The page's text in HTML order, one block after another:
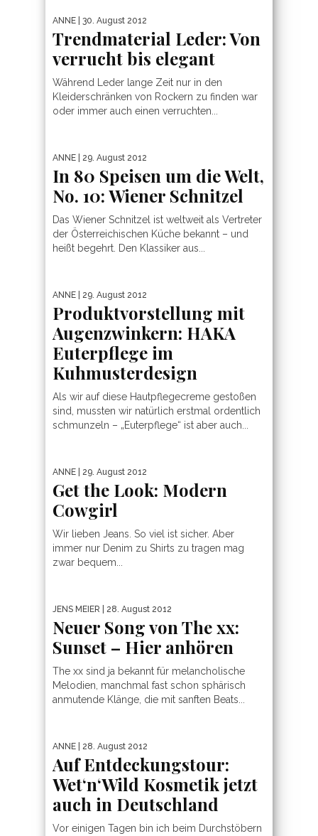
ANNE | 30. August 2012
Trendmaterial Leder: Von
verrucht bis elegant
Während Leder lange Zeit nur in den
Kleiderschränken von Rockern zu finden war
oder immer auch einen verruchten...
ANNE | 29. August 2012
In 80 Speisen um die Welt,
No. 10: Wiener Schnitzel
Das Wiener Schnitzel ist weltweit als Vertreter
der Österreichischen Küche bekannt – und
heißt begehrt. Den Klassiker aus...
ANNE | 29. August 2012
Produktvorstellung mit
Augenzwinkern: HAKA
Euterpflege im
Kuhmusterdesign
Als wir auf diese Hautpflegecreme gestoßen
sind, mussten wir natürlich erstmal ordentlich
schmunzeln – „Euterpflege“ ist aber auch...
ANNE | 29. August 2012
Get the Look: Modern
Cowgirl
Wir lieben Jeans. So viel ist sicher. Aber
immer nur Denim zu Shirts zu tragen mag
zwar bequem...
JENS MEIER | 28. August 2012
Neuer Song von The xx:
Sunset – Hier anhören
The xx sind ja bekannt für melancholische
Melodien, manchmal fast schon sphärisch
anmutende Klänge, die mit sanften Beats...
ANNE | 28. August 2012
Auf Entdeckungstour:
Wet‘n‘Wild Kosmetik jetzt
auch in Deutschland
Vor einigen Tagen bin ich beim Durchstöbern